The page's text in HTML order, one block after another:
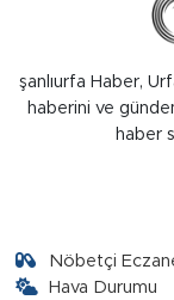
şanlıurfa Haber,
haberini ve
haber
Nöbetçi
Hava Durumu